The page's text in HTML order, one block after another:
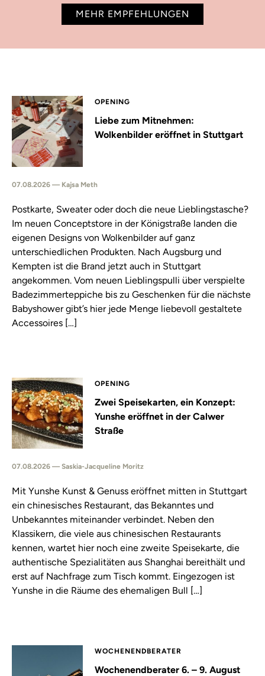
MEHR EMPFEHLUNGEN
OPENING
Liebe zum Mitnehmen:
Wolkenbilder eröffnet in Stuttgart
07.08.2026 — Kajsa Meth
Postkarte, Sweater oder doch die neue Lieblingstasche?
Im neuen Conceptstore in der Königstraße landen die
eigenen Designs von Wolkenbilder auf ganz
unterschiedlichen Produkten. Nach Augsburg und
Kempten ist die Brand jetzt auch in Stuttgart
angekommen. Vom neuen Lieblingspulli über verspielte
Badezimmerteppiche bis zu Geschenken für die nächste
Babyshower gibt’s hier jede Menge liebevoll gestaltete
Accessoires […]
OPENING
Zwei Speisekarten, ein Konzept:
Yunshe eröffnet in der Calwer
Straße
07.08.2026 — Saskia-Jacqueline Moritz
Mit Yunshe Kunst & Genuss eröffnet mitten in Stuttgart
ein chinesisches Restaurant, das Bekanntes und
Unbekanntes miteinander verbindet. Neben den
Klassikern, die viele aus chinesischen Restaurants
kennen, wartet hier noch eine zweite Speisekarte, die
authentische Spezialitäten aus Shanghai bereithält und
erst auf Nachfrage zum Tisch kommt. Eingezogen ist
Yunshe in die Räume des ehemaligen Bull […]
WOCHENENDBERATER
Wochenendberater 6. – 9. August